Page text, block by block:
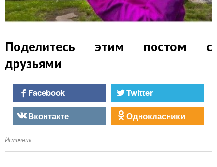
Поделитесь этим постом с
друзьями
Facebook
Twitter
Вконтакте
Однокласники
Источник